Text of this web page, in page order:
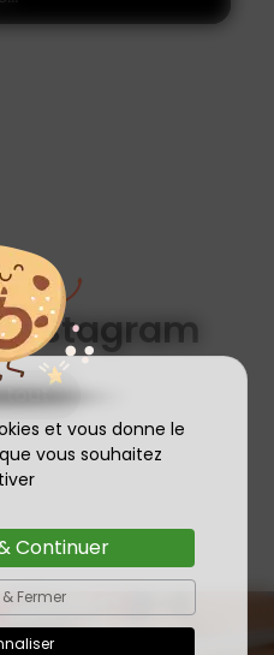
et vous donne le
vous souhaitez
Continuer
Fermer
Instagram
tout